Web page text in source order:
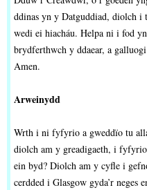
ddinas yn y Datguddiad, diolch i
wedi ei hiacháu. Helpa ni i fod
brydferthwch y ddaear, a
Amen.
Arweinydd
Wrth i ni fyfyrio a gweddïo tu
diolch am y greadigaeth, i
ein byd? Diolch am y cyfle i
cerdded i Glasgow gyda’r